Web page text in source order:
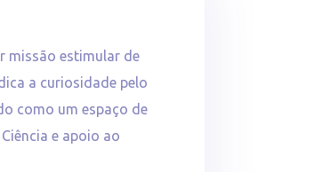
missão estimular de
a curiosidade pelo
como um espaço de
e apoio ao